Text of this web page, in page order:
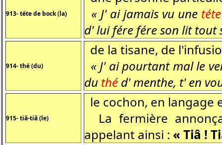
913- téte de bock (la)
« J' ai jamais vu une
d' lui fére fére son lit tout
914- thé (du)
de la tisane, de
« J' ai pourtant mal le
du thé d' menthe, t' en
915- tiâ-tiâ (le)
le cochon, en langage
La fermière
appelant ainsi : « Tiâ !